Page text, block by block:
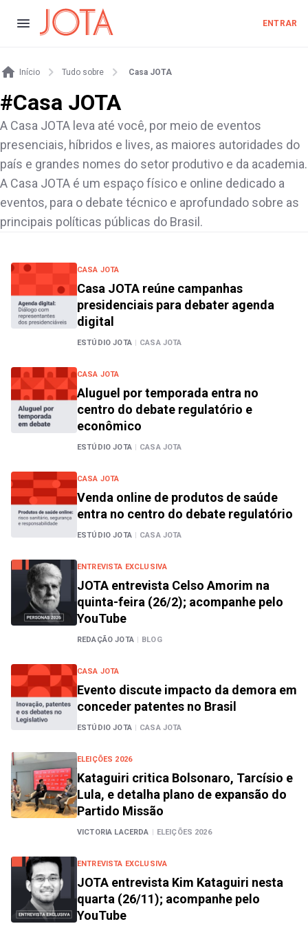
ENTRAR
Início Tudo sobre Casa JOTA
#Casa JOTA
A Casa JOTA leva até você, por meio de eventos
presenciais, híbridos e lives, as maiores autoridades do
país e grandes nomes do setor produtivo e da academia.
A Casa JOTA é um espaço físico e online dedicado a
eventos, para o debate técnico e aprofundado sobre as
principais políticas públicas do Brasil.
CASA JOTA
Casa JOTA reúne campanhas
presidenciais para debater agenda
digital
ESTÚDIO JOTA | CASA JOTA
CASA JOTA
Aluguel por temporada entra no
centro do debate regulatório e
econômico
ESTÚDIO JOTA | CASA JOTA
CASA JOTA
Venda online de produtos de saúde
entra no centro do debate regulatório
ESTÚDIO JOTA | CASA JOTA
ENTREVISTA EXCLUSIVA
JOTA entrevista Celso Amorim na
quinta-feira (26/2); acompanhe pelo
YouTube
REDAÇÃO JOTA | BLOG
CASA JOTA
Evento discute impacto da demora em
conceder patentes no Brasil
ESTÚDIO JOTA | CASA JOTA
ELEIÇÕES 2026
Kataguiri critica Bolsonaro, Tarcísio e
Lula, e detalha plano de expansão do
Partido Missão
VICTORIA LACERDA | ELEIÇÕES 2026
ENTREVISTA EXCLUSIVA
JOTA entrevista Kim Kataguiri nesta
quarta (26/11); acompanhe pelo
YouTube